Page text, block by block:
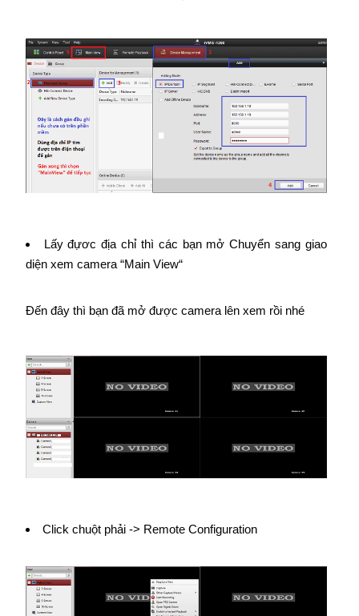
Lấy đựơc địa chỉ thì các bạn mở Chuyển sang giao
diện xem camera “Main View“
Đến đây thì bạn đã mở được camera lên xem rồi nhé
Click chuột phải -> Remote Configuration